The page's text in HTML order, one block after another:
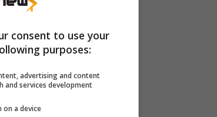
estiva,
agio davanti
consent to use your
purposes:
advertising and content
and services development
a device